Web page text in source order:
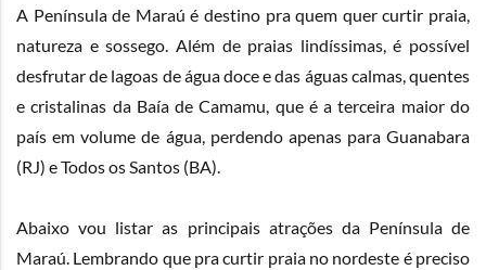
A Península de Maraú é destino pra quem quer curtir praia,
natureza e sossego. Além de praias lindíssimas, é possível
desfrutar de lagoas de água doce e das águas calmas, quentes
e cristalinas da Baía de Camamu, que é a terceira maior do
país em volume de água, perdendo apenas para Guanabara
(RJ) e Todos os Santos (BA).
Abaixo vou listar as principais atrações da Península de
Maraú. Lembrando que pra curtir praia no nordeste é preciso